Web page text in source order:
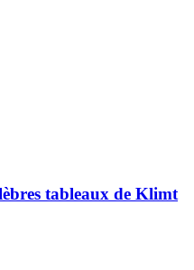
tableaux de Klimt